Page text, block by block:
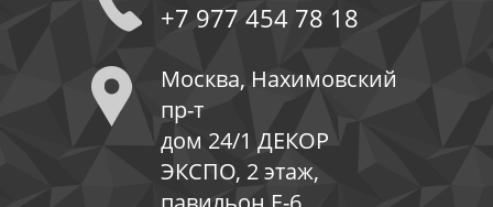
+7 977 454 78 18
Москва, Нахимовский
пр-т
дом 24/1 ДЕКОР
ЭКСПО, 2 этаж,